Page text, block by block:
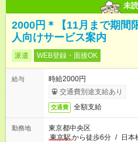
未読
2000円＊【11月まで期間
人向けサービス案内
派遣 WEB登録・面接OK
給与
時給2000円
交通費別途支給あり
交通費 全額支給
勤務地
東京都中央区
東京駅から徒歩6分 / 日本